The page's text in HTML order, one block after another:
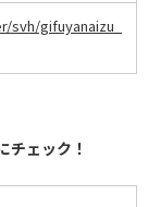
gifuyanaizu_
チェック！